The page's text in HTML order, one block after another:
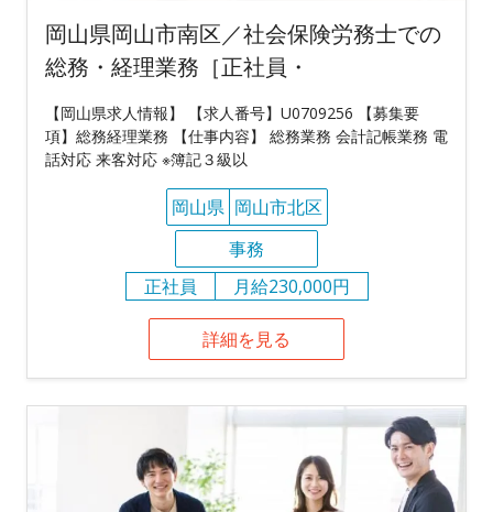
岡山県岡山市南区／社会保険労務士での
総務・経理業務［正社員・
【岡山県求人情報】 【求人番号】U0709256 【募集要
項】総務経理業務 【仕事内容】 総務業務 会計記帳業務 電
話対応 来客対応 ※簿記３級以
岡山県 岡山市北区
事務
正社員
月給230,000円
詳細を見る